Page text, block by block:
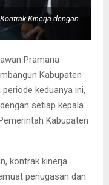
Kinerja dengan
Pramana
Kabupaten
keduanya ini,
setiap kepala
Kabupaten
kontrak kinerja
penugasan dan